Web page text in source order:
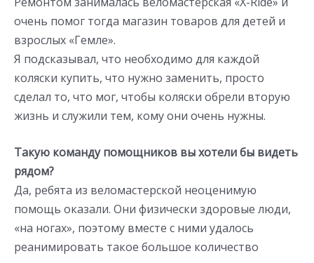
очень помог тогда магазин товаров для детей и
взрослых «Гемле».
Я подсказывал, что необходимо для каждой
коляски купить, что нужно заменить, просто
сделал то, что мог, чтобы коляски обрели вторую
жизнь и служили тем, кому они очень нужны.
Такую команду помощников вы хотели бы видеть
рядом?
Да, ребята из веломастерской неоценимую
помощь оказали. Они физически здоровые люди,
«на ногах», поэтому вместе с ними удалось
реанимировать такое большое количество